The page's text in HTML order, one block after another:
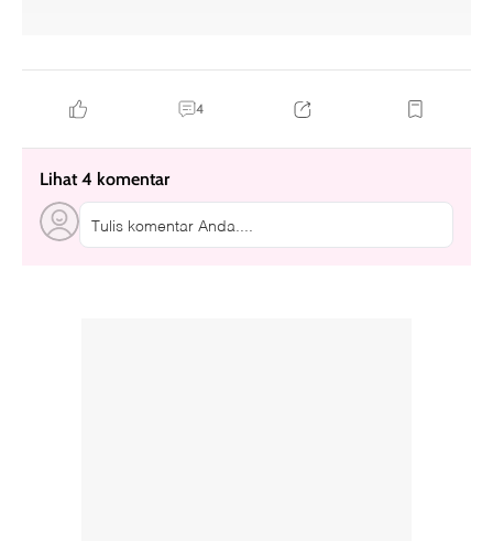
4
Lihat 4 komentar
Tulis komentar Anda....